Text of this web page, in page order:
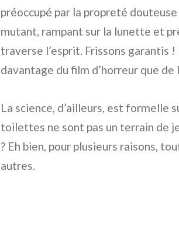
préoccupé par la propreté
mutant, rampant sur la lunette et
traverse l’esprit. Frissons garantis
davantage du film d’horreur que
La science, d’ailleurs, est formelle
toilettes ne sont pas un terrain de
? Eh bien, pour plusieurs raisons,
autres.